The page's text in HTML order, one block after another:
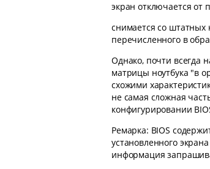
экран отключается
снимается со
перечисленного в
Однако, почти всегда
матрицы ноутбука "в
схожими
не самая сложная
конфигурировании
Ремарка: ВIOS
установленного
информация